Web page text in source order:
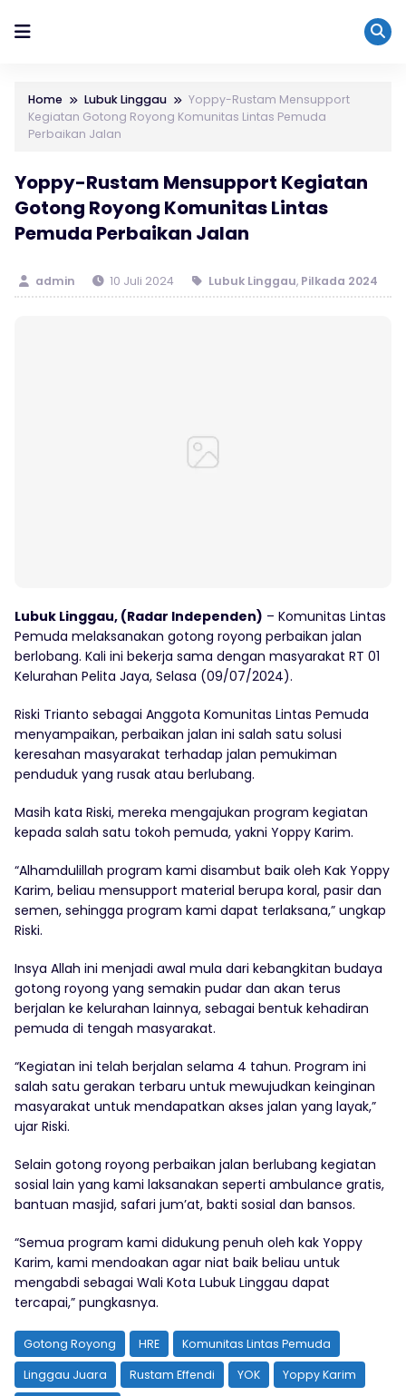
Home Lubuk Linggau
Yoppy-Rustam Mensupport
Kegiatan Gotong Royong Komunitas Lintas Pemuda
Perbaikan Jalan
Yoppy-Rustam Mensupport Kegiatan
Gotong Royong Komunitas Lintas
Pemuda Perbaikan Jalan
admin 10 Juli 2024 Lubuk Linggau, Pilkada 2024
Lubuk Linggau, (Radar Independen) – Komunitas Lintas
Pemuda melaksanakan gotong royong perbaikan jalan
berlobang. Kali ini bekerja sama dengan masyarakat RT 01
Kelurahan Pelita Jaya, Selasa (09/07/2024).
Riski Trianto sebagai Anggota Komunitas Lintas Pemuda
menyampaikan, perbaikan jalan ini salah satu solusi
keresahan masyarakat terhadap jalan pemukiman
penduduk yang rusak atau berlubang.
Masih kata Riski, mereka mengajukan program kegiatan
kepada salah satu tokoh pemuda, yakni Yoppy Karim.
“Alhamdulillah program kami disambut baik oleh Kak Yoppy
Karim, beliau mensupport material berupa koral, pasir dan
semen, sehingga program kami dapat terlaksana,” ungkap
Riski.
Insya Allah ini menjadi awal mula dari kebangkitan budaya
gotong royong yang semakin pudar dan akan terus
berjalan ke kelurahan lainnya, sebagai bentuk kehadiran
pemuda di tengah masyarakat.
“Kegiatan ini telah berjalan selama 4 tahun. Program ini
salah satu gerakan terbaru untuk mewujudkan keinginan
masyarakat untuk mendapatkan akses jalan yang layak,”
ujar Riski.
Selain gotong royong perbaikan jalan berlubang kegiatan
sosial lain yang kami laksanakan seperti ambulance gratis,
bantuan masjid, safari jum’at, bakti sosial dan bansos.
“Semua program kami didukung penuh oleh kak Yoppy
Karim, kami mendoakan agar niat baik beliau untuk
mengabdi sebagai Wali Kota Lubuk Linggau dapat
tercapai,” pungkasnya.
Gotong Royong HRE
Komunitas Lintas Pemuda
Linggau Juara
Rustam Effendi YOK
Yoppy Karim